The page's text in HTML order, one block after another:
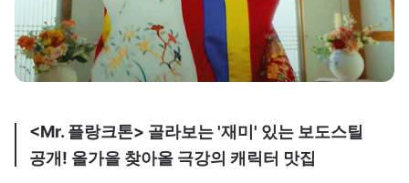
<Mr. 플랑크톤> 골라보는 '재미' 있는 보도스틸
공개! 올가을 찾아올 극강의 캐릭터 맛집